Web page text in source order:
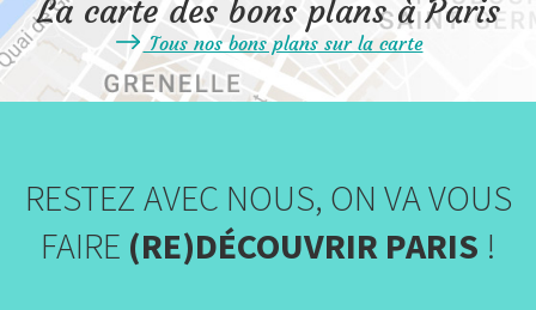
La carte des bons plans à Paris
Tous nos bons plans sur la carte
RESTEZ AVEC NOUS, ON VA VOUS
FAIRE (RE)DÉCOUVRIR PARIS !